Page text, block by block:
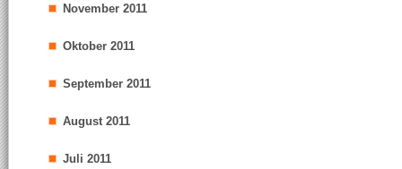
November 2011
Oktober 2011
September 2011
August 2011
Juli 2011